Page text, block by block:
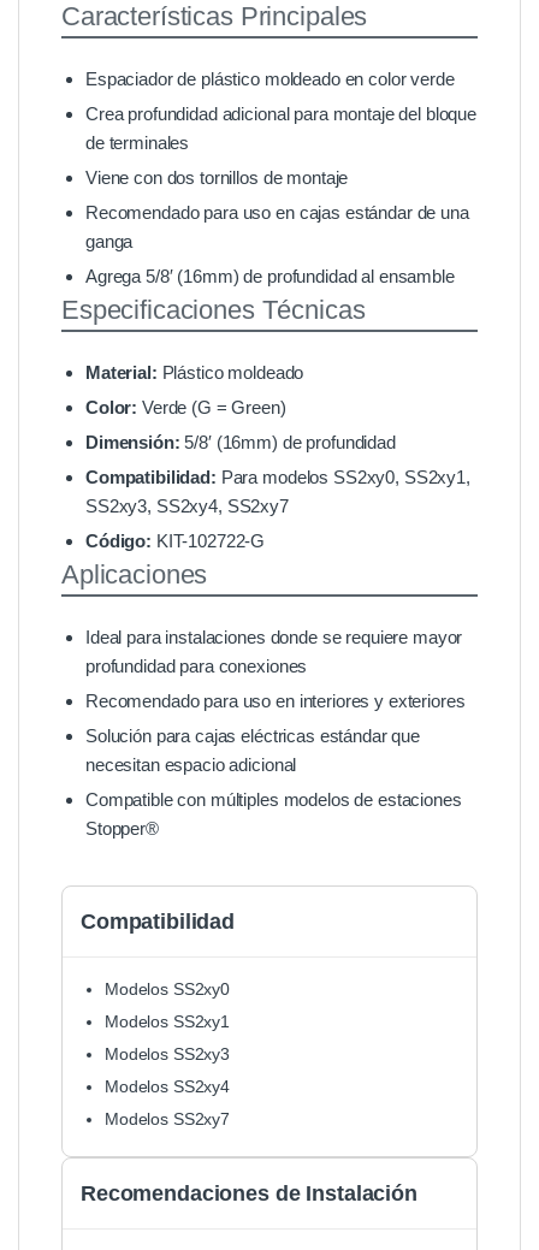
Características Principales
Espaciador de plástico moldeado en color verde
Crea profundidad adicional para montaje del bloque
de terminales
Viene con dos tornillos de montaje
Recomendado para uso en cajas estándar de una
ganga
Agrega 5/8′ (16mm) de profundidad al ensamble
Especificaciones Técnicas
Material: Plástico moldeado
Color: Verde (G = Green)
Dimensión: 5/8′ (16mm) de profundidad
Compatibilidad: Para modelos SS2xy0, SS2xy1,
SS2xy3, SS2xy4, SS2xy7
Código: KIT-102722-G
Aplicaciones
Ideal para instalaciones donde se requiere mayor
profundidad para conexiones
Recomendado para uso en interiores y exteriores
Solución para cajas eléctricas estándar que
necesitan espacio adicional
Compatible con múltiples modelos de estaciones
Stopper®
Compatibilidad
Modelos SS2xy0
Modelos SS2xy1
Modelos SS2xy3
Modelos SS2xy4
Modelos SS2xy7
Recomendaciones de Instalación